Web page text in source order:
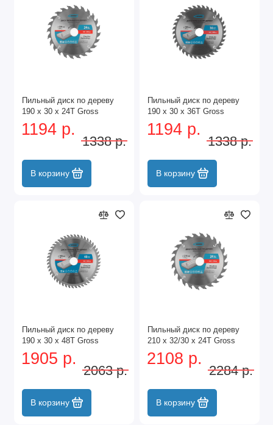
Пильный диск по дереву
190 x 30 x 24Т Gross
1194 р.
1338 р.
В корзину
Пильный диск по дереву
190 x 30 x 36Т Gross
1194 р.
1338 р.
В корзину
Пильный диск по дереву
190 x 30 x 48Т Gross
1905 р.
2063 р.
В корзину
Пильный диск по дереву
210 x 32/30 x 24Т Gross
2108 р.
2284 р.
В корзину